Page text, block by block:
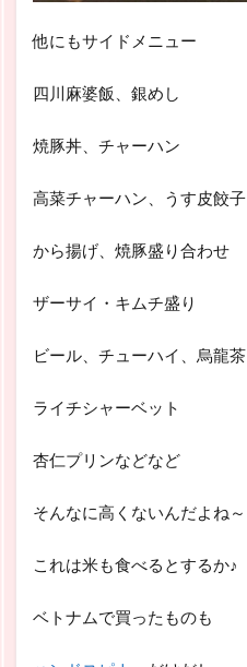
他にもサイドメニュー
四川麻婆飯、銀めし
焼豚丼、チャーハン
高菜チャーハン、うす皮餃子
から揚げ、焼豚盛り合わせ
ザーサイ・キムチ盛り
ビール、チューハイ、烏龍茶
ライチシャーベット
杏仁プリンなどなど
そんなに高くないんだよね～
これは米も食べるとするか♪
ベトナムで買ったものも